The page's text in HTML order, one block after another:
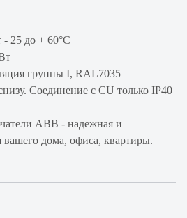
- 25 до + 60°С
группы I, RAL7035
Соединение с CU только IP40
ABB - надежная и
вашего дома, офиса, квартиры.